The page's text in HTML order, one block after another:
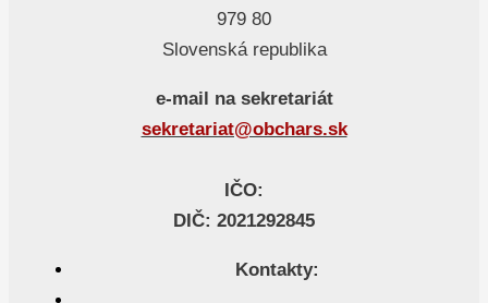
979 80
Slovenská republika
e-mail na sekretariát
sekretariat@obchars.sk
IČO:
DIČ: 2021292845
Kontakty: